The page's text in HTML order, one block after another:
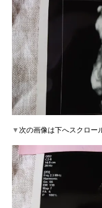
▼次の画像は下へスクロー